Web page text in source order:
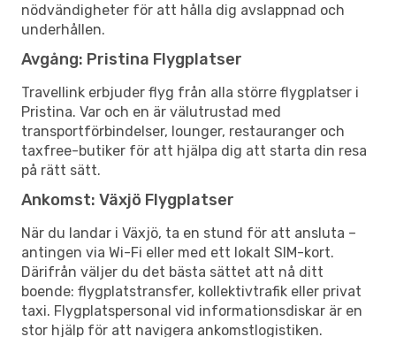
nödvändigheter för att hålla dig avslappnad och
underhållen.
Avgång: Pristina Flygplatser
Travellink erbjuder flyg från alla större flygplatser i
Pristina. Var och en är välutrustad med
transportförbindelser, lounger, restauranger och
taxfree-butiker för att hjälpa dig att starta din resa
på rätt sätt.
Ankomst: Växjö Flygplatser
När du landar i Växjö, ta en stund för att ansluta –
antingen via Wi-Fi eller med ett lokalt SIM-kort.
Därifrån väljer du det bästa sättet att nå ditt
boende: flygplatstransfer, kollektivtrafik eller privat
taxi. Flygplatspersonal vid informationsdiskar är en
stor hjälp för att navigera ankomstlogistiken.